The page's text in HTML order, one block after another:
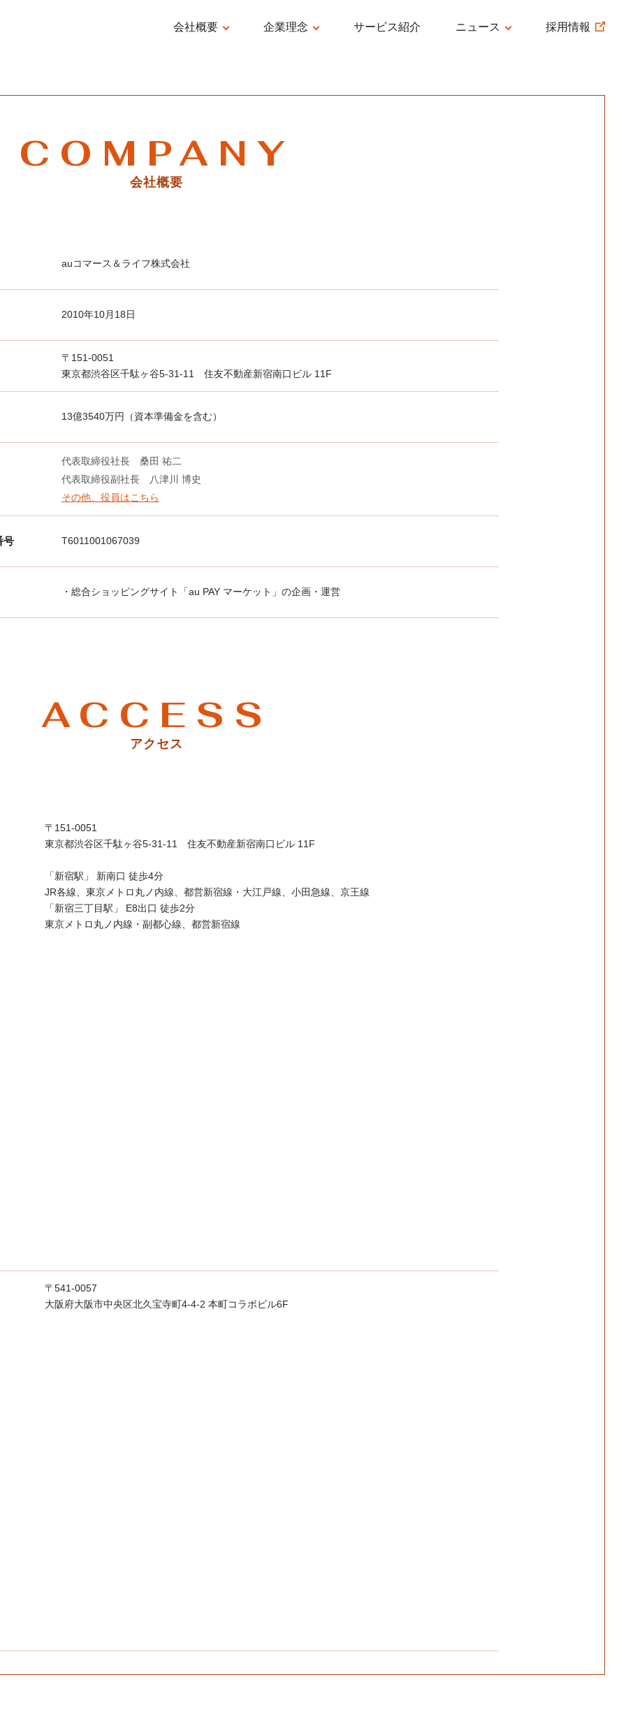
会社概要 企業理念 サービス紹介 ニュース 採用情報
COMPANY
会社概要
auコマース＆ライフ株式会社
2010年10月18日
〒151-0051
東京都渋谷区千駄ヶ谷5-31-11 住友不動産新宿南口ビル 11F
13億3540万円（資本準備金を含む）
代表取締役社長 桑田 祐二
代表取締役副社長 八津川 博史
その他、役員はこちら
号 T6011001067039
・総合ショッピングサイト「au PAY マーケット」の企画・運営
ACCESS
アクセス
〒151-0051
東京都渋谷区千駄ヶ谷5-31-11 住友不動産新宿南口ビル 11F
「新宿駅」 新南口 徒歩4分
JR各線、東京メトロ丸ノ内線、都営新宿線・大江戸線、小田急線、京王線
「新宿三丁目駅」 E8出口 徒歩2分
東京メトロ丸ノ内線・副都心線、都営新宿線
〒541-0057
大阪府大阪市中央区北久宝寺町4-4-2 本町コラボビル6F